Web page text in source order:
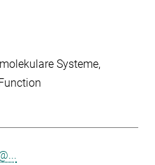
Systeme